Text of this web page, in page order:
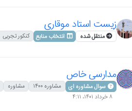
زیست استاد موقاری
منتقل شده انتخاب منابع کنکور تجربی
مدارسی خاص
سوال مشاوره ای مشاوره ۱۴۰۰ مشاوره
۸ خرداد ۱۴۰۱،‏ ۴:۱۱